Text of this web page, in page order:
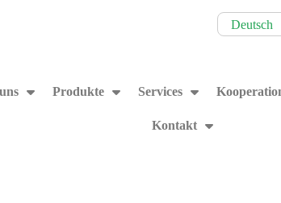
Deutsch
Produkte Services
Kontakt